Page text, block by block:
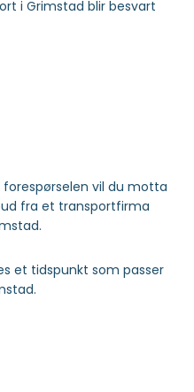
i Grimstad blir besvart
vil du motta
fra et transportfirma
et tidspunkt som passer